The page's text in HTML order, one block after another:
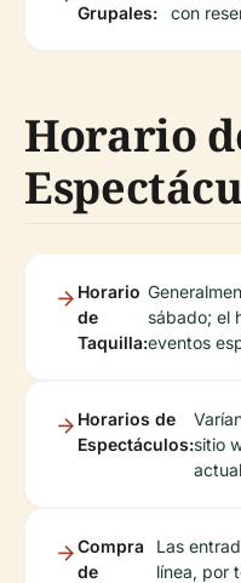
Grupales:
con
Horario
Horario
de
Taquilla:
sábado; el
eventos
Horarios de
Espectáculos:sitio
Compra
de
Las
línea, por